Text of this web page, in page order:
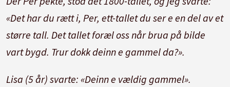
«Det har du rætt i, Per, ett-tallet du ser e en del av et
større tall. Det tallet foræl oss når brua på bilde
vart bygd. Trur dokk deinn e gammel da?».
Lisa (5 år) svarte: «Deinn e vældig gammel».